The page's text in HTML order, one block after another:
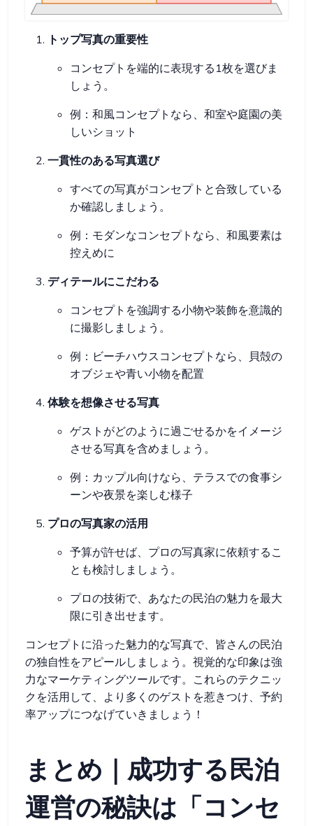
トップ写真の重要性
コンセプトを端的に表現する1枚を選びま
しょう。
例：和風コンセプトなら、和室や庭園の美
しいショット
一貫性のある写真選び
すべての写真がコンセプトと合致している
か確認しましょう。
例：モダンなコンセプトなら、和風要素は
控えめに
ディテールにこだわる
コンセプトを強調する小物や装飾を意識的
に撮影しましょう。
例：ビーチハウスコンセプトなら、貝殻の
オブジェや青い小物を配置
体験を想像させる写真
ゲストがどのように過ごせるかをイメージ
させる写真を含めましょう。
例：カップル向けなら、テラスでの食事シ
ーンや夜景を楽しむ様子
プロの写真家の活用
予算が許せば、プロの写真家に依頼するこ
とも検討しましょう。
プロの技術で、あなたの民泊の魅力を最大
限に引き出せます。
コンセプトに沿った魅力的な写真で、皆さんの民泊
の独自性をアピールしましょう。視覚的な印象は強
力なマーケティングツールです。これらのテクニッ
クを活用して、より多くのゲストを惹きつけ、予約
率アップにつなげていきましょう！
まとめ｜成功する民泊
運営の秘訣は「コンセ